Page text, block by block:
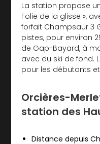
La station propose
Folie de la glisse »,
forfait Champsaur 3
pistes, pour environ
de Gap-Bayard, à
avec du ski de fond.
pour les débutants
Orcières-
station des
Distance depuis